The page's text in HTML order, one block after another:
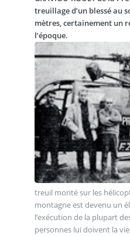
treuillage d’un blessé au
mètres, certainement un
l’époque.
treuil monté sur les
montagne est devenu un
l’exécution de la plupart
personnes lui doivent la